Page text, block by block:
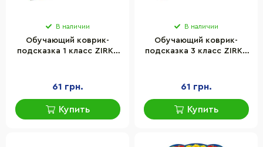
В наличии
Обучающий коврик-
подсказка 1 класс ZIRKA
61 грн.
Купить
В наличии
Обучающий коврик-
подсказка 3 класс ZIRKA
61 грн.
Купить